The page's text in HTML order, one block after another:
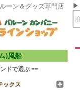
ーン＆グッズ専門店
)風船
ドで選ぶ ==
ックス